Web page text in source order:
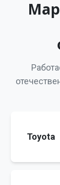
Toyota